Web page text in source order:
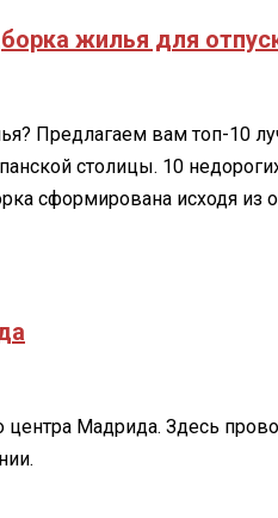
жилья для
Предлагаем вам топ-10
столицы. 10
сформирована исходя из
Мадрида. Здесь